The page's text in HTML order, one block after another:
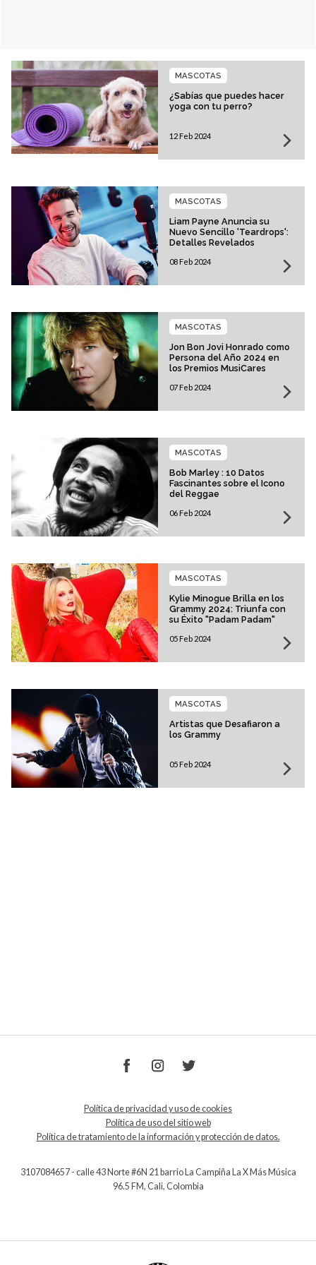
¿Sabías que puedes hacer
yoga con tu perro?
MASCOTAS
12 Feb 2024
Liam Payne Anuncia su
Nuevo Sencillo 'Teardrops':
Detalles Revelados
MASCOTAS
08 Feb 2024
Jon Bon Jovi Honrado como
Persona del Año 2024 en
los Premios MusiCares
MASCOTAS
07 Feb 2024
Bob Marley : 10 Datos
Fascinantes sobre el Icono
del Reggae
MASCOTAS
06 Feb 2024
Kylie Minogue Brilla en los
Grammy 2024: Triunfa con
su Éxito "Padam Padam"
MASCOTAS
05 Feb 2024
Artistas que Desafiaron a
los Grammy
MASCOTAS
05 Feb 2024
Política de privacidad y uso de cookies
Política de uso del sitio web
Política de tratamiento de la información y protección de datos.
3107084657 - calle 43 Norte #6N 21 barrio La Campiña La X Más Música
96.5 FM, Cali, Colombia